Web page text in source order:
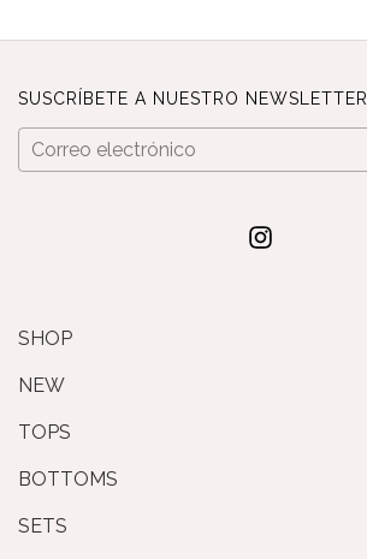
SUSCRÍBETE A NUESTRO NEWSLETTER
SHOP
NEW
TOPS
BOTTOMS
SETS